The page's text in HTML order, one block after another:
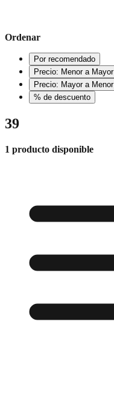
Ordenar
Por recomendado
Precio: Menor a Mayor
Precio: Mayor a Menor
% de descuento
39
1 producto disponible